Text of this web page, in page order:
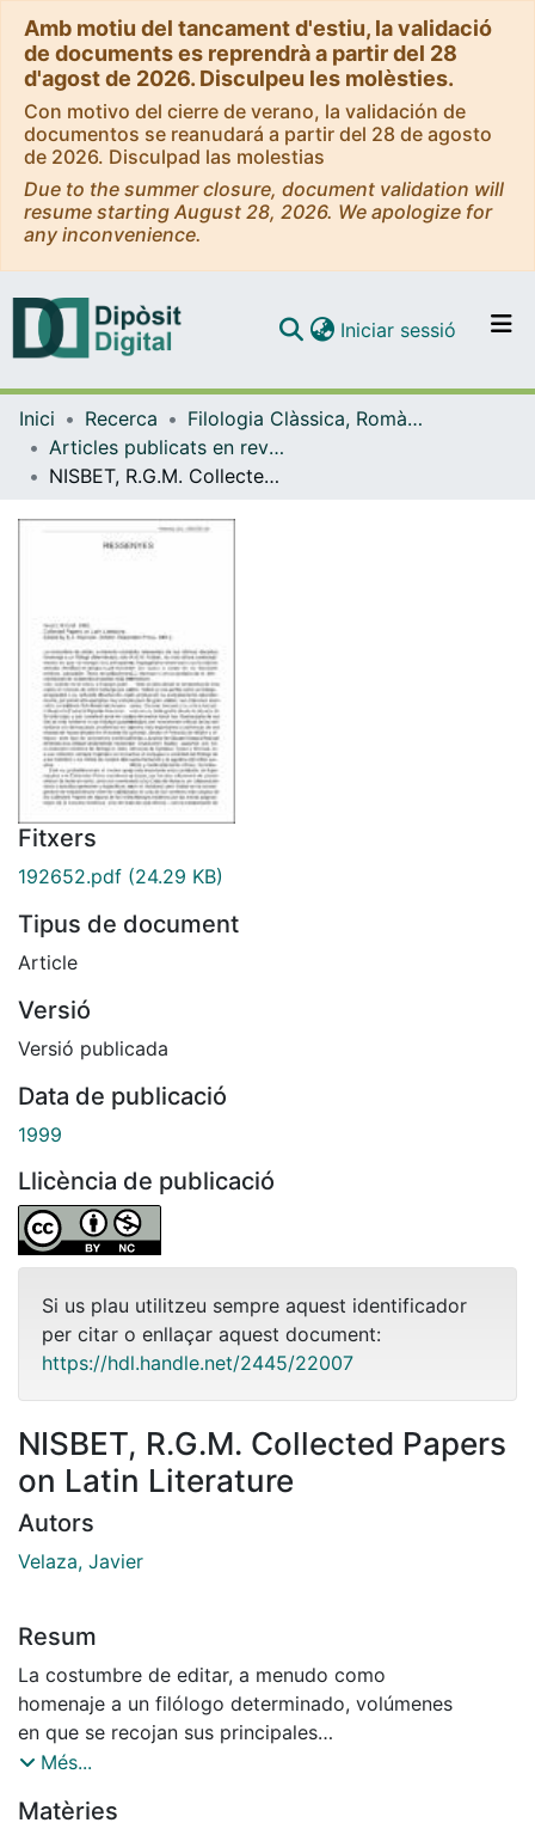
Amb motiu del tancament d'estiu, la validació
de documents es reprendrà a partir del 28
d'agost de 2026. Disculpeu les molèsties.
Con motivo del cierre de verano, la validación de
documentos se reanudará a partir del 28 de agosto
de 2026. Disculpad las molestias
Due to the summer closure, document validation will
resume starting August 28, 2026. We apologize for
any inconvenience.
Navega per tot el DD
Iniciar sessió (current)
Inici Recerca
Filologia Clàssica, Romànica i Semítica
Articles publicats en revistes (Filologia Clàssica, Romànica i Semítica)
NISBET, R.G.M. Collected Papers on Latin Literature
Fitxers
192652.pdf (24.29 KB)
Tipus de document
Article
Versió
Versió publicada
Data de publicació
1999
Llicència de publicació
Si us plau utilitzeu sempre aquest identificador
per citar o enllaçar aquest document:
https://hdl.handle.net/2445/22007
NISBET, R.G.M. Collected Papers
on Latin Literature
Autors
Velaza, Javier
Resum
La costumbre de editar, a menudo como
homenaje a un filólogo determinado, volúmenes
en que se recojan sus principales
artículos científicos es antigua y, por muchos
constituyen en ocasiones el acceso más sencillo,
Més...
Matèries